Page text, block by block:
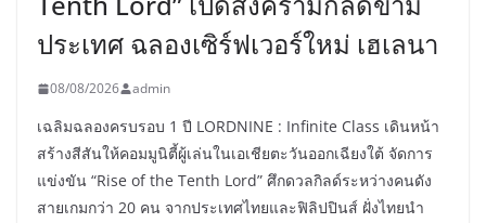
ประเทศ ฉลองเซิร์ฟเวอร์ใหม่ เฮเลนา
08/08/2026 admin
เฉลิมฉลองครบรอบ 1 ปี LORDNINE : Infinite Class เดินหน้า
สร้างสีสันให้คอมมูนิตี้ผู้เล่นในเอเชียตะวันออกเฉียงใต้ จัดการ
แข่งขัน “Rise of the Tenth Lord” ศึกดวลกิลด์ระหว่างคนดัง
สายเกมกว่า 20 คน จากประเทศไทยและฟิลิปปินส์ ฝั่งไทยนำ